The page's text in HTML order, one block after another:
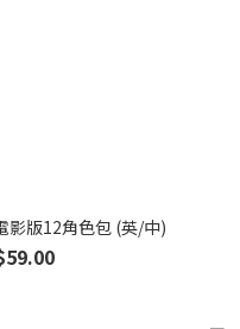
影版12角色包 (英/中)